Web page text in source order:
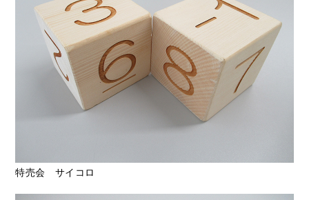
特売会 サイコロ